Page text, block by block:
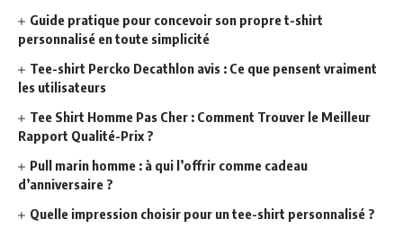
Guide pratique pour concevoir son propre t-shirt
personnalisé en toute simplicité
Tee-shirt Percko Decathlon avis : Ce que pensent vraiment
les utilisateurs
Tee Shirt Homme Pas Cher : Comment Trouver le Meilleur
Rapport Qualité-Prix ?
Pull marin homme : à qui l’offrir comme cadeau
d’anniversaire ?
Quelle impression choisir pour un tee-shirt personnalisé ?